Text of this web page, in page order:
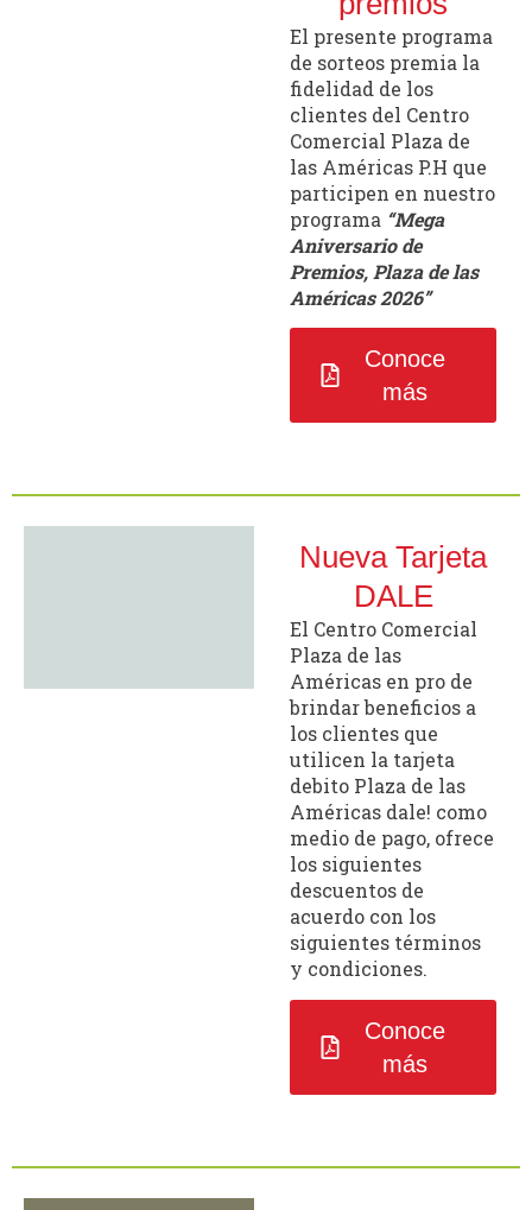
El presente programa
de sorteos premia la
fidelidad de los
clientes del Centro
Comercial Plaza de
las Américas P.H que
participen en nuestro
programa “Mega
Aniversario de
Premios, Plaza de las
Américas 2026”
Conoce
más
Nueva Tarjeta
DALE
El Centro Comercial
Plaza de las
Américas en pro de
brindar beneficios a
los clientes que
utilicen la tarjeta
debito Plaza de las
Américas dale! como
medio de pago, ofrece
los siguientes
descuentos de
acuerdo con los
siguientes términos
y condiciones.
Conoce
más